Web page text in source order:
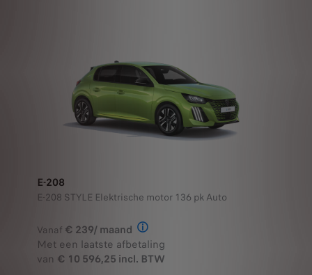
E-208
E-208 STYLE Elektrische motor 136 pk Auto
€ 239/ maand
Illustratief voorbeeld van het
Met een laatste afbetaling
van € 10 596,25 incl. BTW